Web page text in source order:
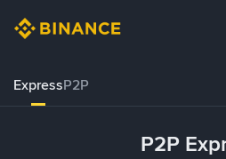
ExpressP2P
P2P